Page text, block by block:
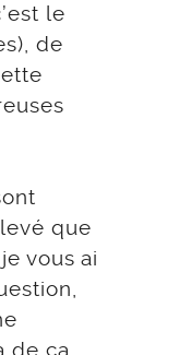
le
de
que
vous ai